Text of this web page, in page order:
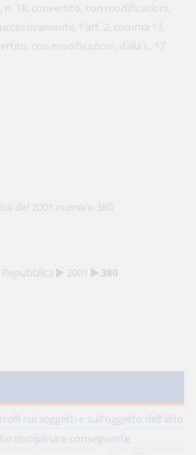
n. 18, convertito, con modificazioni,
l’ art. 2, comma 13,
con modificazioni, dalla L. 17
del 2001 numero 380
2001 380
sui soggetti e sull'oggetto dell'atto
disciplinare conseguente